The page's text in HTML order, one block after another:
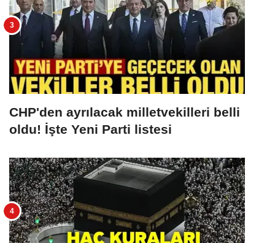
CHP'den ayrılacak milletvekilleri belli
oldu! İşte Yeni Parti listesi